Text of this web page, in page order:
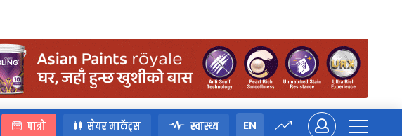
पात्रो सेयर मार्केट्स स्वास्थ्य EN